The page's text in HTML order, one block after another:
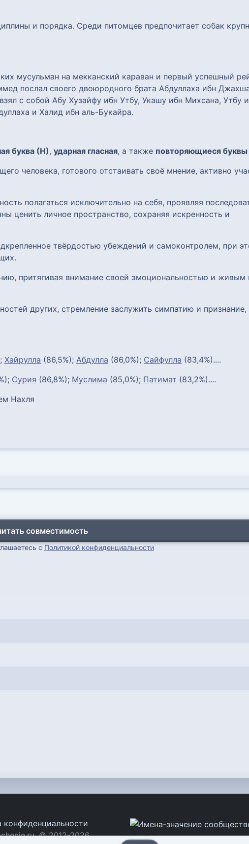
и порядка. Среди питомцев предпочитает собак
послал своего двоюродного брата Абдуллаха ибн
с собой Абу Хузайфу ибн Утбу, Укашу ибн Михсана, Утбу
и Халид ибн аль-Букайра.
буква (Н), ударная гласная, а также повторяющиеся буквы
человека, готового отстаивать своё мнение, активно
полагаться исключительно на себя, проявляя
ценить личное пространство, сохраняя искренность и
твёрдостью убеждений и самоконтролем, при
притягивая внимание своей эмоциональностью и живым
других, стремление заслужить симпатию и признание,
Хайрулла (86,5%); Абдулла (86,0%); Сайфулла (83,4%)....
Сурия (86,8%); Муслима (85,0%); Патимат (83,2%)....
Нахля
совместимость
с Политикой конфиденциальности
конфиденциальности
© 2012-2026